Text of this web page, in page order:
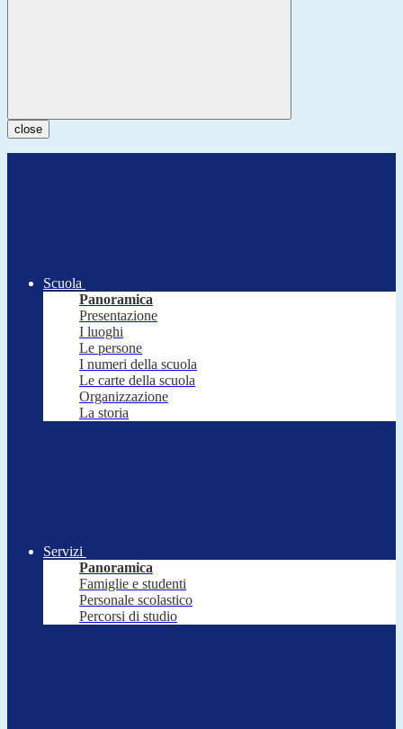
close
Scuola
Panoramica
Presentazione
I luoghi
Le persone
I numeri della scuola
Le carte della scuola
Organizzazione
La storia
Servizi
Panoramica
Famiglie e studenti
Personale scolastico
Percorsi di studio